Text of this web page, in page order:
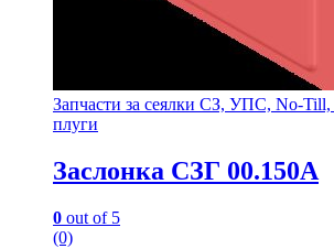
Запчасти за сеялки СЗ, УПС, No-Till,
плуги
Заслонка СЗГ 00.150А
0 out of 5
(0)